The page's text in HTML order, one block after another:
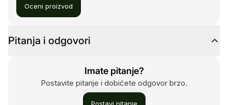
Oceni proizvod
Pitanja i odgovori
Imate pitanje?
Postavite pitanje i dobićete odgovor brzo.